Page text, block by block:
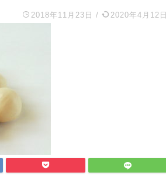
2018年11月23日 / 2020年4月12日